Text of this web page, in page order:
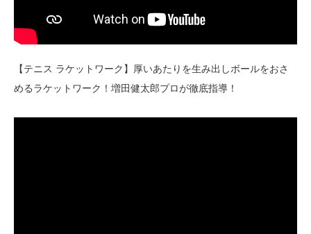
【テニス ラケットワーク】厚いあたりを生み出しボールをおさ
めるラケットワーク！増田健太郎プロが徹底指導！